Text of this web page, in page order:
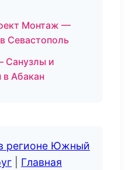
Монтаж —
Севастополь
Санузлы и
в Абакан
регионе Южный
Главная